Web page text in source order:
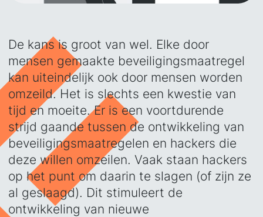
De kans is groot van wel. Elke door
mensen gemaakte beveiligingsmaatregel
kan uiteindelijk ook door mensen worden
omzeild. Het is slechts een kwestie van
tijd en moeite. Er is een voortdurende
strijd gaande tussen de ontwikkeling van
beveiligingsmaatregelen en hackers die
deze willen omzeilen. Vaak staan hackers
op het punt om daarin te slagen (of zijn ze
al geslaagd). Dit stimuleert de
ontwikkeling van nieuwe